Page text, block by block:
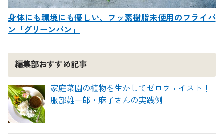
身体にも環境にも優しい、フッ素樹脂未使用のフライパ
ン「グリーンパン」
編集部おすすめ記事
家庭菜園の植物を生かしてゼロウェイスト！
服部雄一郎・麻子さんの実践例